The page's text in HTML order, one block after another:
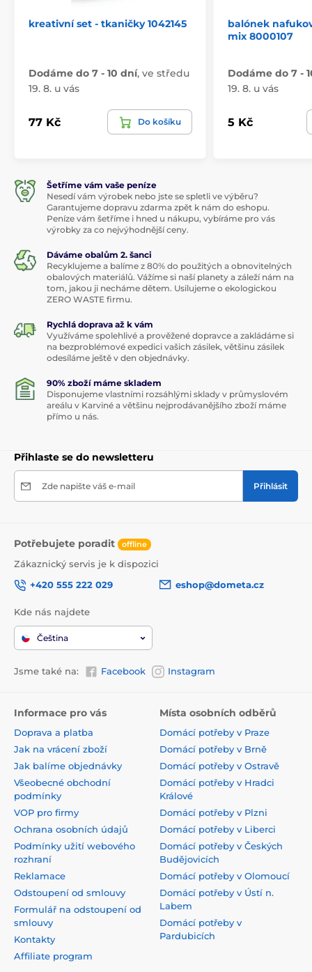
kreativní set - tkaničky 1042145
Dodáme do 7 - 10 dní, ve středu
19. 8. u vás
77 Kč Do košíku
balónek
mix 8000107
Dodáme do 7 -
19. 8. u vás
5 Kč
Šetříme vám vaše peníze
Nesedí vám výrobek nebo jste se spletli ve výběru?
Garantujeme dopravu zdarma zpět k nám do eshopu.
Peníze vám šetříme i hned u nákupu, vybíráme pro vás
výrobky za co nejvýhodnější ceny.
Dáváme obalům 2. šanci
Recyklujeme a balíme z 80% do použitých a obnovitelných
obalových materiálů. Vážíme si naší planety a záleží nám na
tom, jakou ji necháme dětem. Usilujeme o ekologickou
ZERO WASTE firmu.
Rychlá doprava až k vám
Využíváme spolehlivé a prověžené dopravce a zakládáme si
na bezproblémové expedici vašich zásilek, většinu zásilek
odesíláme ještě v den objednávky.
90% zboží máme skladem
Disponujeme vlastními rozsáhlými sklady v průmyslovém
areálu v Karviné a většinu nejprodávanějšího zboží máme
přímo u nás.
Přihlaste se do newsletteru
Zde napište váš e-mail Přihlásit
Potřebujete poradit offline
Zákaznický servis je k dispozici
+420 555 222 029
eshop@dometa.cz
Kde nás najdete
Čeština
Jsme také na: Facebook Instagram
Informace pro vás
Doprava a platba
Jak na vrácení zboží
Jak balíme objednávky
Všeobecné obchodní
podmínky
VOP pro firmy
Ochrana osobních údajů
Podmínky užití webového
rozhraní
Reklamace
Odstoupení od smlouvy
Formulář na odstoupení od
smlouvy
Kontakty
Affiliate program
Místa osobních odběrů
Domácí potřeby v Praze
Domácí potřeby v Brně
Domácí potřeby v Ostravě
Domácí potřeby v Hradci
Králové
Domácí potřeby v Plzni
Domácí potřeby v Liberci
Domácí potřeby v Českých
Budějovicích
Domácí potřeby v Olomoucí
Domácí potřeby v Ústí n.
Labem
Domácí potřeby v
Pardubicích